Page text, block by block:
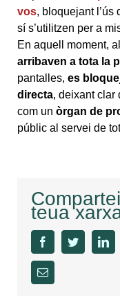
vos, bloquejant l’ús
sí s’utilitzen per a
En aquell moment,
arribaven a tota la
pantalles, es
directa, deixant clar
com un òrgan de
públic al servei de
teua
facebooktwitter
Email